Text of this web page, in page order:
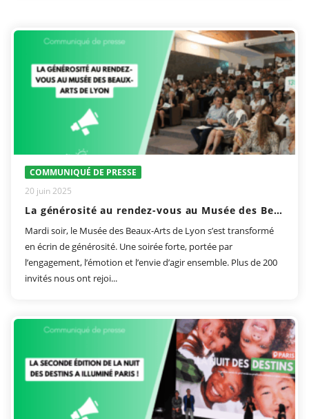
COMMUNIQUÉ DE PRESSE
20 juin 2025
La générosité au rendez-vous au Musée des Beaux-Arts de Lyon
Mardi soir, le Musée des Beaux-Arts de Lyon s’est transformé
en écrin de générosité. Une soirée forte, portée par
l’engagement, l’émotion et l’envie d’agir ensemble. Plus de 200
invités nous ont rejoi...